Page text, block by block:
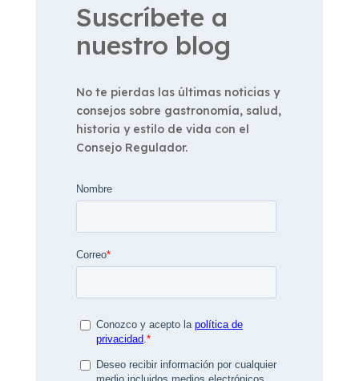
Suscríbete a
nuestro blog
No te pierdas las últimas noticias y
consejos sobre gastronomía, salud,
historia y estilo de vida con el
Consejo Regulador.